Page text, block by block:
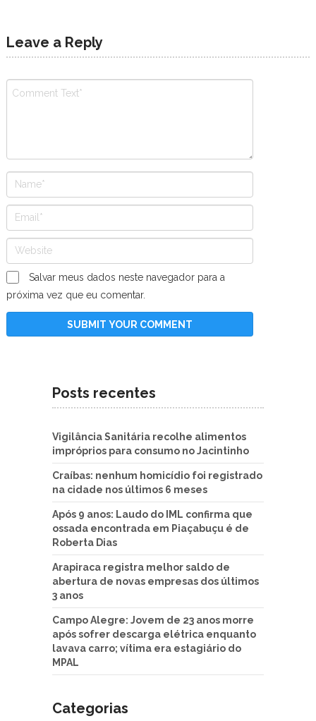
Leave a Reply
Salvar meus dados neste navegador para a
próxima vez que eu comentar.
Posts recentes
Vigilância Sanitária recolhe alimentos
impróprios para consumo no Jacintinho
Craíbas: nenhum homicídio foi registrado
na cidade nos últimos 6 meses
Após 9 anos: Laudo do IML confirma que
ossada encontrada em Piaçabuçu é de
Roberta Dias
Arapiraca registra melhor saldo de
abertura de novas empresas dos últimos
3 anos
Campo Alegre: Jovem de 23 anos morre
após sofrer descarga elétrica enquanto
lavava carro; vítima era estagiário do
MPAL
Categorias